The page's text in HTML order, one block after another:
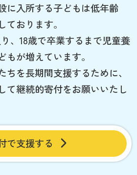
に入所する子どもは低年齢
おります。
、18歳で卒業するまで児童養
が増えています。
ちを長期間支援するために、
て継続的寄付をお願いいたし
で支援する